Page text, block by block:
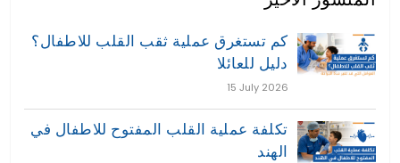
كم تستغرق عملية ثقب القلب للاطفال؟
دليل للعائلا
15 July 2026
تكلفة عملية القلب المفتوح للاطفال في
الهند